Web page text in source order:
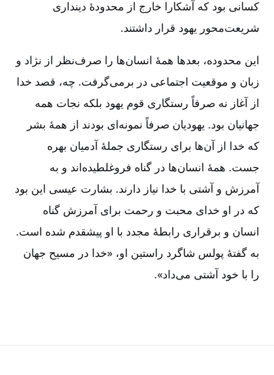
کسانی بود که آشکارا خارج از محدودۀ دینداری
شریعت‌محور یهود قرار داشتند.
این محدوده، بعدها همۀ انسان‌ها را صرف‌نظر از نژاد و
زبان و موقعیت اجتماعی در برمی‌گرفت. چه، قصد خدا
از آغاز نه صرفاً رستگاری قوم یهود بلکه نجات همه
جهانیان بود. یهودیان صرفاً نمونه‌ای بودند از همۀ بشر
که خدا از آن‌ها برای رستگاری جملۀ آدمیان بهره
جست. همۀ انسان‌ها در گناه فروغلطیده‌اند و به
آمرزش و آشتی با خدا نیاز دارند. بشارت عیسی این بود
که در او خدای محبت و رحمت برای آمرزش گناه
انسان و برقراری رابطۀ مجدد با او پیشقدم شده است.
به گفتۀ پولس شاگرد راستین او، «خدا در مسیح جهان
را با خود آشتی می‌داد».